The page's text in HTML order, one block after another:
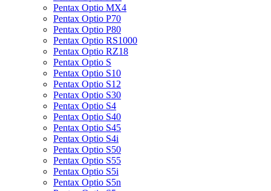
Pentax Optio MX4
Pentax Optio P70
Pentax Optio P80
Pentax Optio RS1000
Pentax Optio RZ18
Pentax Optio S
Pentax Optio S10
Pentax Optio S12
Pentax Optio S30
Pentax Optio S4
Pentax Optio S40
Pentax Optio S45
Pentax Optio S4i
Pentax Optio S50
Pentax Optio S55
Pentax Optio S5i
Pentax Optio S5n